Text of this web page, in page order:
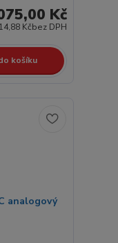
Kč
Kčbez DPH
košíku